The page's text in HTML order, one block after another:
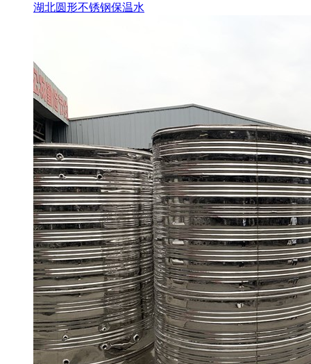
湖北圆形不锈钢保温水